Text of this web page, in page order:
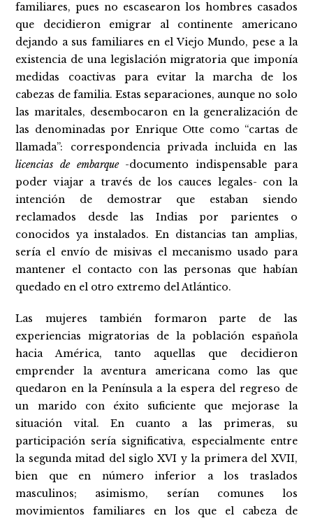
familiares, pues no escasearon los hombres casados
que decidieron emigrar al continente americano
dejando a sus familiares en el Viejo Mundo, pese a la
existencia de una legislación migratoria que imponía
medidas coactivas para evitar la marcha de los
cabezas de familia. Estas separaciones, aunque no solo
las maritales, desembocaron en la generalización de
las denominadas por Enrique Otte como “cartas de
llamada”: correspondencia privada incluida en las
licencias de embarque-documento indispensable para
poder viajar a través de los cauces legales- con la
intención de demostrar que estaban siendo
reclamados desde las Indias por parientes o
conocidos ya instalados. En distancias tan amplias,
sería el envío de misivas el mecanismo usado para
mantener el contacto con las personas que habían
quedado en el otro extremo del Atlántico.
Las mujeres también formaron parte de las
experiencias migratorias de la población española
hacia América, tanto aquellas que decidieron
emprender la aventura americana como las que
quedaron en la Península a la espera del regreso de
un marido con éxito suficiente que mejorase la
situación vital. En cuanto a las primeras, su
participación sería significativa, especialmente entre
la segunda mitad del siglo XVI y la primera del XVII,
bien que en número inferior a los traslados
masculinos; asimismo, serían comunes los
movimientos familiares en los que el cabeza de